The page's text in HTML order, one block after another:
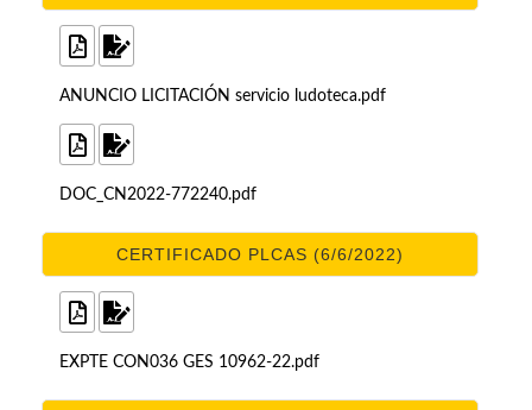
ANUNCIO LICITACIÓN servicio ludoteca.pdf
DOC_CN2022-772240.pdf
CERTIFICADO PLCAS (6/6/2022)
EXPTE CON036 GES 10962-22.pdf